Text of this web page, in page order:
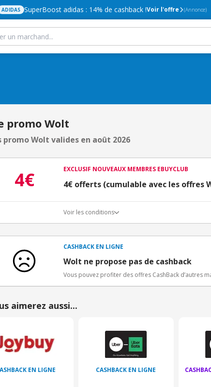
ADIDAS SuperBoost adidas : 14% de cashback !Voir l'offre (Annonce)
promo Wolt
promo Wolt valides en août 2026
4€ EXCLUSIF NOUVEAUX MEMBRES EBUYCLUB
4€ offerts (cumulable avec les offres
Voir les conditions
3€ de bienvenue crédités immédiatement + 1€
Offre réservée à une toute première inscription chez
CASHBACK EN LIGNE
Wolt ne propose pas de cashback
Vous pouvez profiter des offres CashBack d’autres
aimerez aussi...
EN LIGNE CASHBACK EN LIGNE